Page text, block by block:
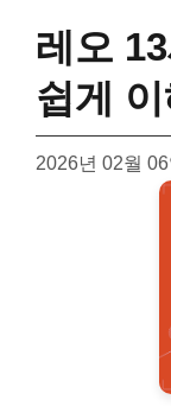
레오
쉽게 이
2026년 02월 06